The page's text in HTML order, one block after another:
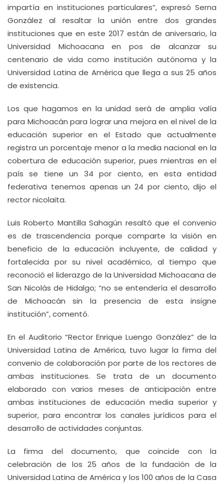
impartía en instituciones particulares”, expresó Serna
González al resaltar la unión entre dos grandes
instituciones que en este 2017 están de aniversario, la
Universidad Michoacana en pos de alcanzar su
centenario de vida como institución autónoma y la
Universidad Latina de América que llega a sus 25 años
de existencia.
Los que hagamos en la unidad será de amplia valía
para Michoacán para lograr una mejora en el nivel de la
educación superior en el Estado que actualmente
registra un porcentaje menor a la media nacional en la
cobertura de educación superior, pues mientras en el
país se tiene un 34 por ciento, en esta entidad
federativa tenemos apenas un 24 por ciento, dijo el
rector nicolaita.
Luis Roberto Mantilla Sahagún resaltó que el convenio
es de trascendencia porque comparte la visión en
beneficio de la educación incluyente, de calidad y
fortalecida por su nivel académico, al tiempo que
reconoció el liderazgo de la Universidad Michoacana de
San Nicolás de Hidalgo; “no se entendería el desarrollo
de Michoacán sin la presencia de esta insigne
institución”, comentó.
En el Auditorio “Rector Enrique Luengo González” de la
Universidad Latina de América, tuvo lugar la firma del
convenio de colaboración por parte de los rectores de
ambas instituciones. Se trata de un documento
elaborado con varios meses de anticipación entre
ambas instituciones de educación media superior y
superior, para encontrar los canales jurídicos para el
desarrollo de actividades conjuntas.
La firma del documento, que coincide con la
celebración de los 25 años de la fundación de la
Universidad Latina de América y los 100 años de la Casa